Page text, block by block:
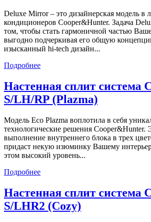
Deluxe Mirror – это дизайнерская модель в
кондиционеров Cooper&Hunter. Задача
том, чтобы стать гармоничной частью
выгодно подчеркивая его общую
изысканный hi-tech дизайн...
Подробнее
Настенная сплит система
S/LH/RP (Plazma)
Модель Eco Plazma воплотила в себя
технологические решения Cooper&Hunter.
выполнение внутреннего блока в трех
придаст некую изюминку Вашему
этом высокий уровень...
Подробнее
Настенная сплит система
S/LHR2 (Cozy)